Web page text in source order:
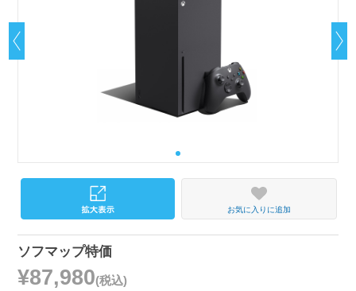
お気に入りに追加
ソフマップ特価
¥87,980(税込)